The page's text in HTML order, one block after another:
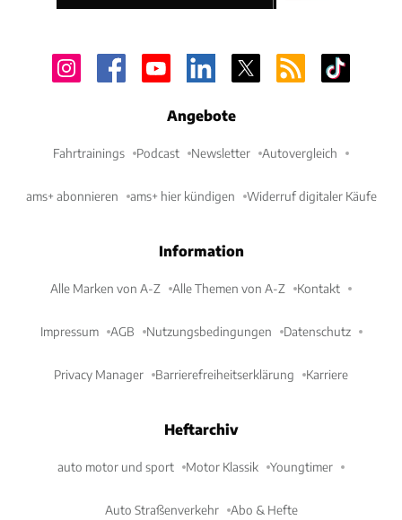
Angebote
Fahrtrainings Podcast Newsletter Autovergleich
ams+ abonnieren ams+ hier kündigen Widerruf digitaler Käufe
Information
Alle Marken von A-Z Alle Themen von A-Z Kontakt
Impressum AGB Nutzungsbedingungen Datenschutz
Privacy Manager Barrierefreiheitserklärung Karriere
Heftarchiv
auto motor und sport Motor Klassik Youngtimer
Auto Straßenverkehr Abo & Hefte